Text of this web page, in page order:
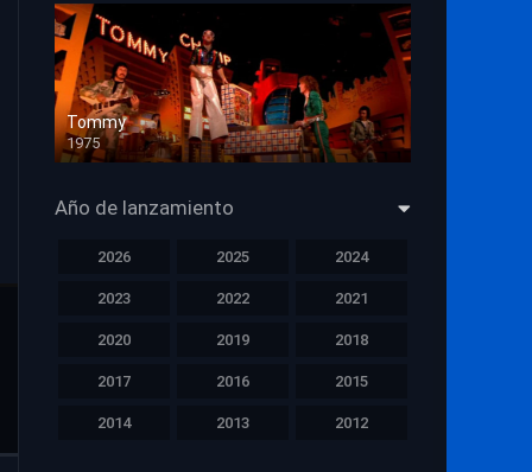
Tommy
1975
HD 1080p
Año de lanzamiento
2026 2025 2024
2023 2022 2021
2020 2019 2018
2017 2016 2015
2014 2013 2012